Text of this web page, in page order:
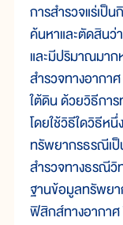
การสำรวจแร่เป็
ค้นหาและตัดสินว่
และมีปริมาณมาก
สำรวจทางอากา
ใต้ดิน ด้วยวิธีกา
โดยใช้วิธีใดวิธีห
ทรัพยากรธรณีเ
สำรวจทางธรณี
ฐานข้อมูลทรัพย
ฟิสิกส์ทางอากา